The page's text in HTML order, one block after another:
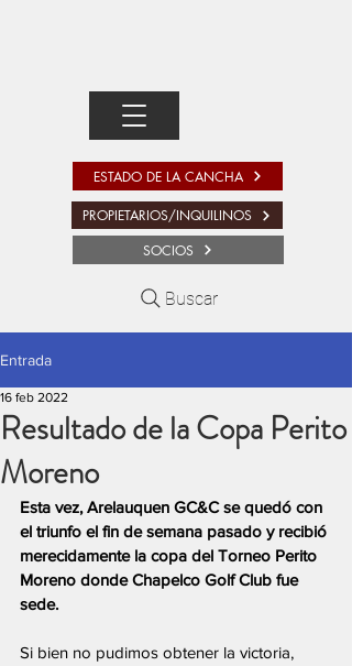
SOCIOS
ESTADO DE LA CANCHA
PROPIETARIOS/INQUILINOS
Buscar
Entrada
Resultado de la Copa Perito
Moreno
16 feb 2022
Esta vez, Arelauquen GC&C se quedó con
el triunfo el fin de semana pasado y recibió
merecidamente la copa del Torneo Perito
Moreno donde Chapelco Golf Club fue
sede.
Si bien no pudimos obtener la victoria,